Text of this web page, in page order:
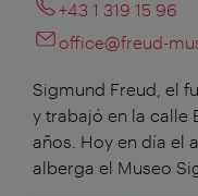
+43 1 319 15 96
office@freud-
Sigmund Freud, el
y trabajó en la calle
años. Hoy en día el
alberga el Museo